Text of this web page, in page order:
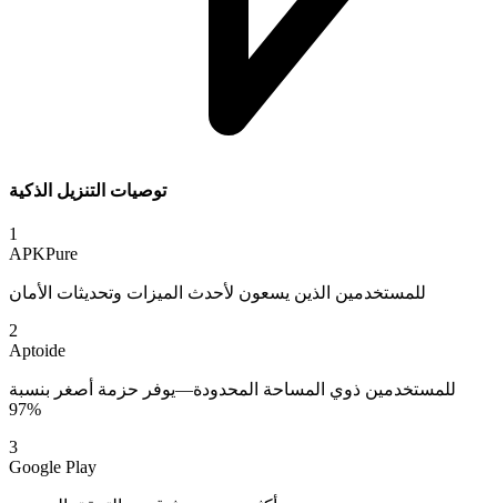
توصيات التنزيل الذكية
1
APKPure
للمستخدمين الذين يسعون لأحدث الميزات وتحديثات الأمان
2
Aptoide
للمستخدمين ذوي المساحة المحدودة—يوفر حزمة أصغر بنسبة
97%
3
Google Play